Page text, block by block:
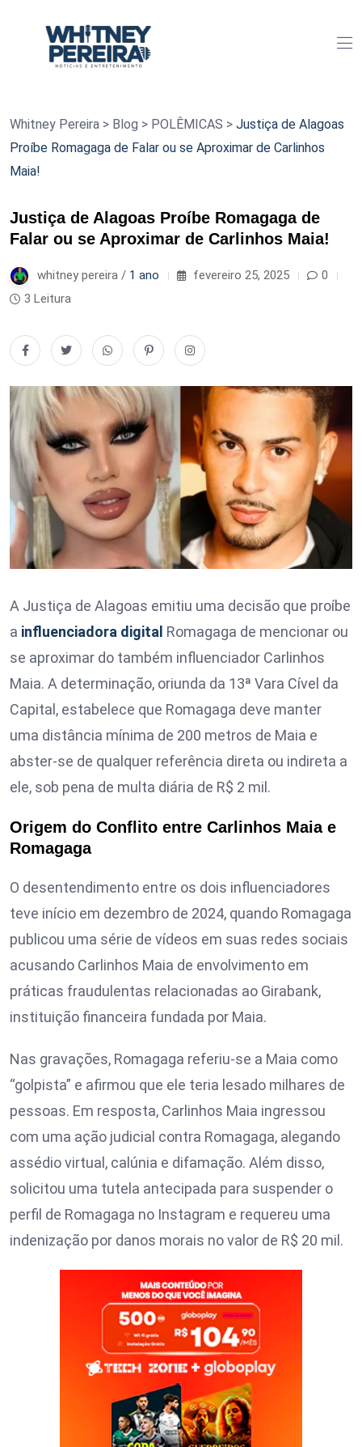
Whitney Pereira > Blog > POLÊMICAS > Justiça de Alagoas
Proíbe Romagaga de Falar ou se Aproximar de Carlinhos
Maia!
Justiça de Alagoas Proíbe Romagaga de
Falar ou se Aproximar de Carlinhos Maia!
whitney pereira / 1 ano fevereiro 25, 2025
0
3 Leitura
A Justiça de Alagoas emitiu uma decisão que proíbe
a influenciadora digital Romagaga de mencionar ou
se aproximar do também influenciador Carlinhos
Maia. A determinação, oriunda da 13ª Vara Cível da
Capital, estabelece que Romagaga deve manter
uma distância mínima de 200 metros de Maia e
abster-se de qualquer referência direta ou indireta a
ele, sob pena de multa diária de R$ 2 mil.
Origem do Conflito entre Carlinhos Maia e
Romagaga
O desentendimento entre os dois influenciadores
teve início em dezembro de 2024, quando Romagaga
publicou uma série de vídeos em suas redes sociais
acusando Carlinhos Maia de envolvimento em
práticas fraudulentas relacionadas ao Girabank,
instituição financeira fundada por Maia.
Nas gravações, Romagaga referiu-se a Maia como
“golpista” e afirmou que ele teria lesado milhares de
pessoas. Em resposta, Carlinhos Maia ingressou
com uma ação judicial contra Romagaga, alegando
assédio virtual, calúnia e difamação. Além disso,
solicitou uma tutela antecipada para suspender o
perfil de Romagaga no Instagram e requereu uma
indenização por danos morais no valor de R$ 20 mil.